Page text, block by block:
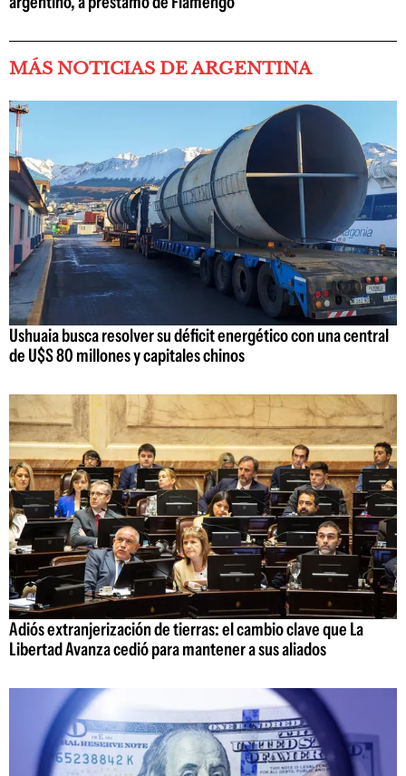
MÁS NOTICIAS DE ARGENTINA
Ushuaia busca resolver su déficit energético con una central
de U$S 80 millones y capitales chinos
Adiós extranjerización de tierras: el cambio clave que La
Libertad Avanza cedió para mantener a sus aliados